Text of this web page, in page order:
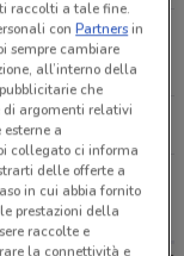
BPER Banca
raccolti a tale fine.
conPartnersin
sempre cambiare
all’interno della
che
di argomenti relativi
a
collegato ci informa
delle offerte a
in cui abbia fornito
prestazioni della
raccolte e
la connettività e